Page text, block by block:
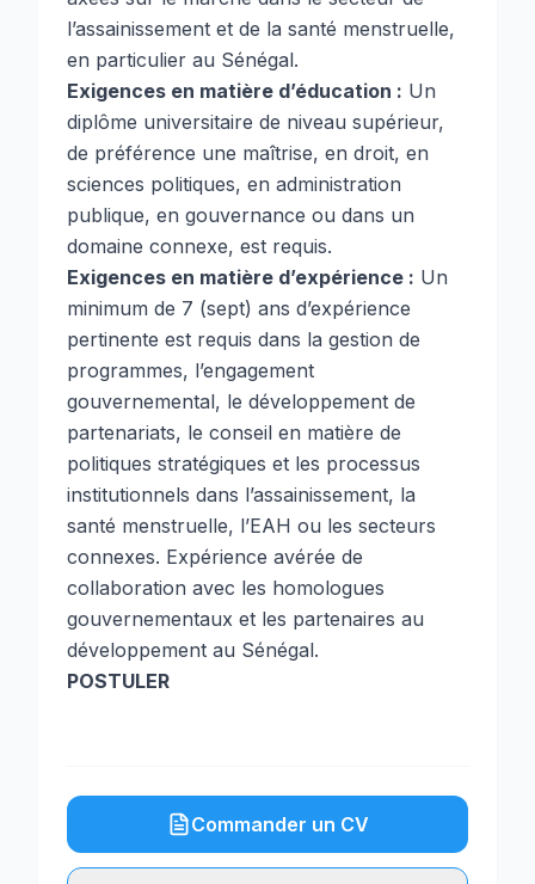
l’assainissement et de la santé menstruelle,
en particulier au Sénégal.
Exigences en matière d’éducation : Un
diplôme universitaire de niveau supérieur,
de préférence une maîtrise, en droit, en
sciences politiques, en administration
publique, en gouvernance ou dans un
domaine connexe, est requis.
Exigences en matière d’expérience : Un
minimum de 7 (sept) ans d’expérience
pertinente est requis dans la gestion de
programmes, l’engagement
gouvernemental, le développement de
partenariats, le conseil en matière de
politiques stratégiques et les processus
institutionnels dans l’assainissement, la
santé menstruelle, l’EAH ou les secteurs
connexes. Expérience avérée de
collaboration avec les homologues
gouvernementaux et les partenaires au
développement au Sénégal.
POSTULER
Commander un CV